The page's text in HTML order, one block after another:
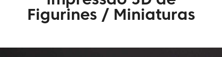
Figurines / Miniaturas